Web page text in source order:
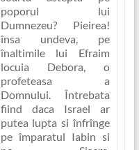
poporul lui
Dumnezeu? Pieirea!
însa undeva, pe
înaltimile lui Efraim
locuia Debora, o
profeteasa a
Domnului. Întrebata
fiind daca Israel ar
putea lupta si înfrînge
pe împaratul Iabin si